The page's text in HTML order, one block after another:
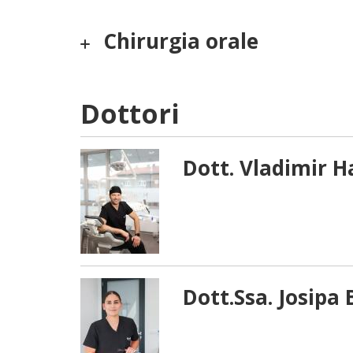
Chirurgia orale
Dottori
Dott. Vladimir
Dott.Ssa. Josipa